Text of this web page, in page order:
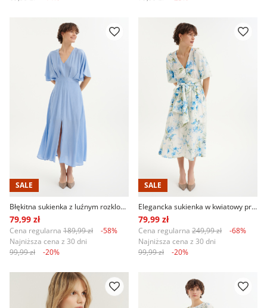
SALE
79,99 zł
Cena regularna 189,99 zł
-58%
Najniższa cena z 30 dni
99,99 zł
-20%
SALE
79,99 zł
Cena regularna 249,99 zł
-68%
Najniższa cena z 30 dni
99,99 zł
-20%